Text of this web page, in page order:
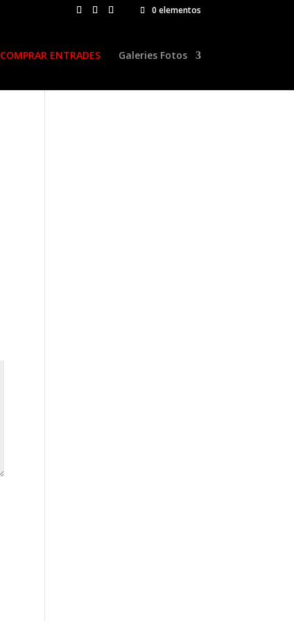
0 elementos
COMPRAR ENTRADES Galeries Fotos